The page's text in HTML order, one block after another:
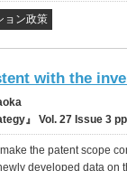
ョン政策
with the
』 Vol. 27 Issue 3
the patent scope
developed data